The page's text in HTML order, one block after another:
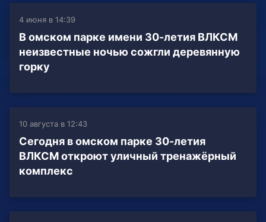
4 июня в 14:39
В омском парке имени 30-летия ВЛКСМ
неизвестные ночью сожгли деревянную
горку
10 августа в 12:43
Сегодня в омском парке 30-летия
ВЛКСМ откроют уличный тренажёрный
комплекс